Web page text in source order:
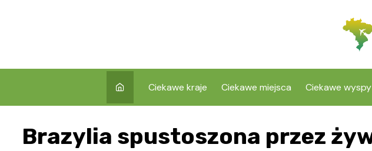
Ciekawe kraje Ciekawe miejsca Ciekawe wyspy
Brazylia spustoszona przez